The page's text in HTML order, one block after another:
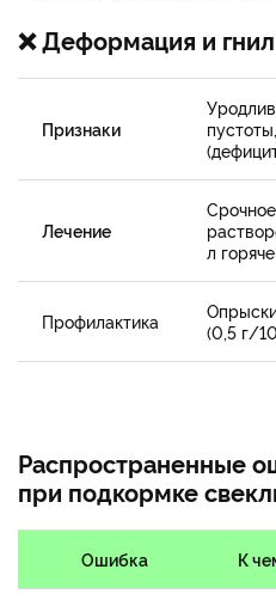
❌ Деформация и
Признаки
Лечение
л
Профилактика
(0,5 г/
Распространенные
при подкормке
Ошибка К